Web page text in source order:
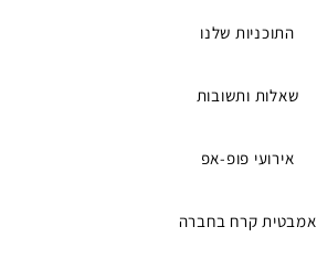
התוכניות שלנו
שאלות ותשובות
אירועי פופ-אפ
אמבטית קרח בחברה